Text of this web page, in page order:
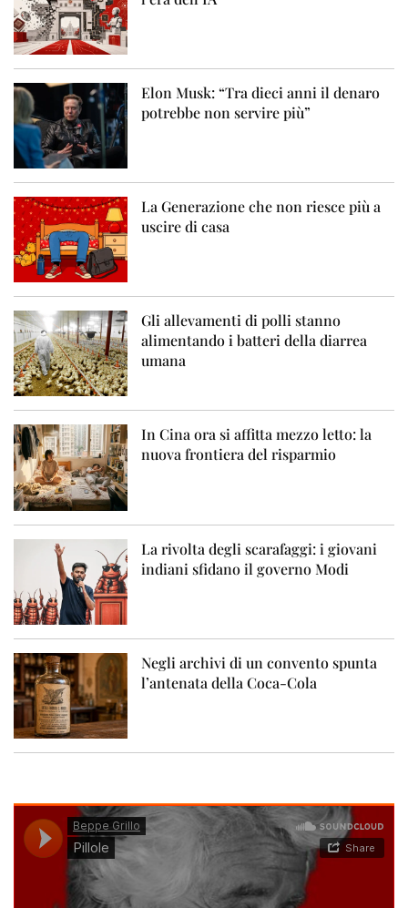
Elon Musk: “Tra dieci anni il denaro
potrebbe non servire più”
La Generazione che non riesce più a
uscire di casa
Gli allevamenti di polli stanno
alimentando i batteri della diarrea
umana
In Cina ora si affitta mezzo letto: la
nuova frontiera del risparmio
La rivolta degli scarafaggi: i giovani
indiani sfidano il governo Modi
Negli archivi di un convento spunta
l’antenata della Coca-Cola